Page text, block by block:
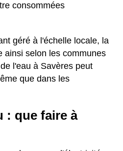
consommées
géré à l'échelle locale, la
ainsi selon les communes
l'eau à Savères peut
que dans les
: que faire à